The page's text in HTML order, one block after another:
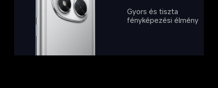
Gyors és tiszta
fényképezési élmény